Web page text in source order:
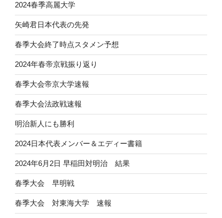
2024春季高麗大学
矢崎君日本代表の先発
春季大会終了時点スタメン予想
2024年春帝京戦振り返り
春季大会帝京大学速報
春季大会法政戦速報
明治新人にも勝利
2024日本代表メンバー＆エディー書籍
2024年6月2日 早稲田対明治 結果
春季大会 早明戦
春季大会 対東海大学 速報